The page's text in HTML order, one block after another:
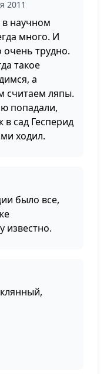
2011
в научном
много. И
очень трудно.
такое
а
считаем ляпы.
попадали,
в сад Гесперид
ходил.
было все,
известно.